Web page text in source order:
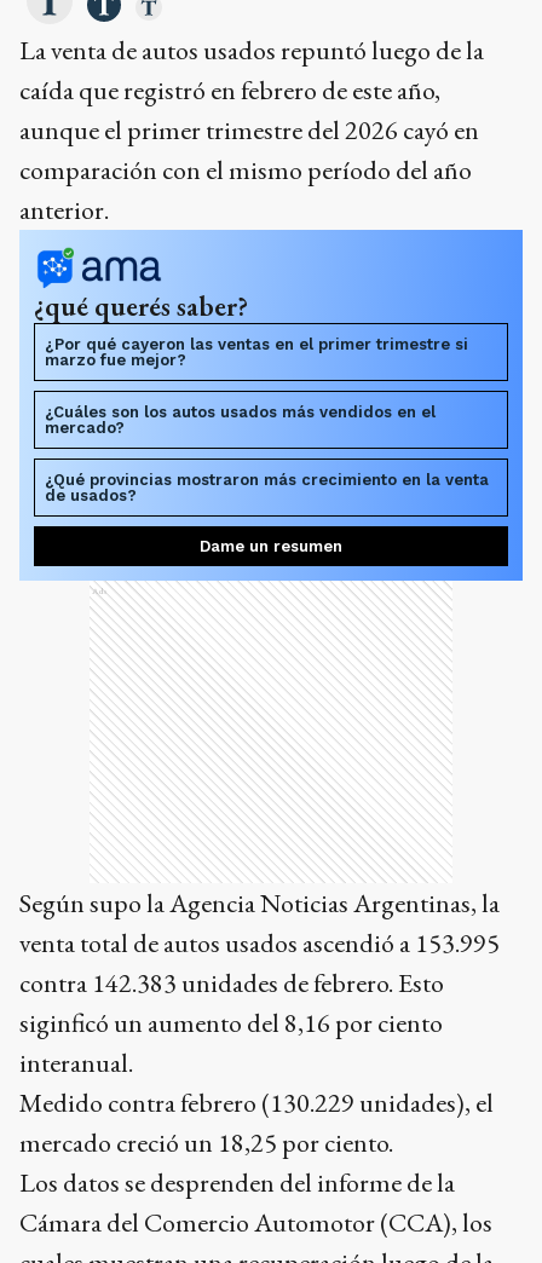
La venta de autos usados repuntó luego de la
caída que registró en febrero de este año,
aunque el primer trimestre del 2026 cayó en
comparación con el mismo período del año
anterior.
¿qué querés saber?
¿Por qué cayeron las ventas en el primer trimestre si
marzo fue mejor?
¿Cuáles son los autos usados más vendidos en el
mercado?
¿Qué provincias mostraron más crecimiento en la venta
de usados?
Dame un resumen
Ads
Según supo la Agencia Noticias Argentinas, la
venta total de autos usados ascendió a 153.995
contra 142.383 unidades de febrero. Esto
siginficó un aumento del 8,16 por ciento
interanual.
Medido contra febrero (130.229 unidades), el
mercado creció un 18,25 por ciento.
Los datos se desprenden del informe de la
Cámara del Comercio Automotor (CCA), los